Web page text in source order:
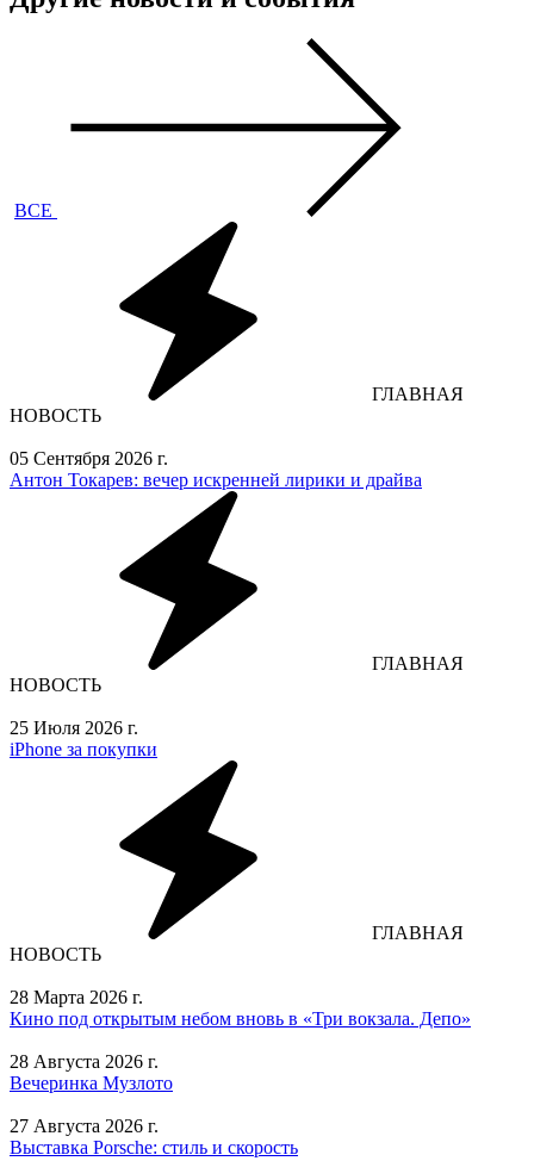
ВСЕ
ГЛАВНАЯ
НОВОСТЬ
05 Сентября 2026 г.
Антон Токарев: вечер искренней лирики и драйва
ГЛАВНАЯ
НОВОСТЬ
25 Июля 2026 г.
iPhone за покупки
ГЛАВНАЯ
НОВОСТЬ
28 Марта 2026 г.
Кино под открытым небом вновь в «Три вокзала. Депо»
28 Августа 2026 г.
Вечеринка Музлото
27 Августа 2026 г.
Выставка Porsche: стиль и скорость